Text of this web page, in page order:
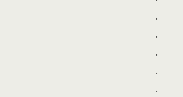
.
.
.
.
.